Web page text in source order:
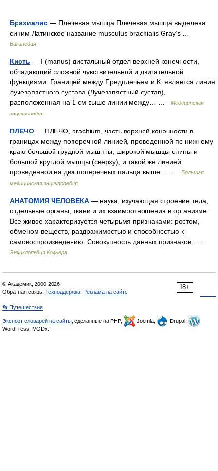
Брахиалис — Плечевая мышца Плечевая мышца выделена
синим Латинское название musculus brachialis Gray’s …
Википедия
Кисть — I (manus) дистальный отдел верхней конечности,
обладающий сложной чувствительной и двигательной
функциями. Границей между Предплечьем и К. является линия
лучезапястного сустава (Лучезапястный сустав),
расположенная на 1 см выше линии между… …
Медицинская
энциклопедия
ПЛЕЧО — ПЛЕЧО, brachium, часть верхней конечности в
границах между поперечной линией, проведенной по нижнему
краю большой грудной мыш тгы, широкой мышцы спины и
большой круглой мышцы (сверху), и такой же линией,
проведенной на два поперечных пальца выше… …
Большая
медицинская энциклопедия
АНАТОМИЯ ЧЕЛОВЕКА — наука, изучающая строение тела,
отдельные органы, ткани и их взаимоотношения в организме.
Все живое характеризуется четырьмя признаками: ростом,
обменом веществ, раздражимостью и способностью к
самовоспроизведению. Совокупность данных признаков… …
Энциклопедия Кольера
18+
© Академик, 2000-2026
Обратная связь: Техподдержка Реклама на сайте
👣 Путешествия
Экспорт словарей на сайты , сделанные на PHP, Joomla,
Drupal,
WordPress, MODx.